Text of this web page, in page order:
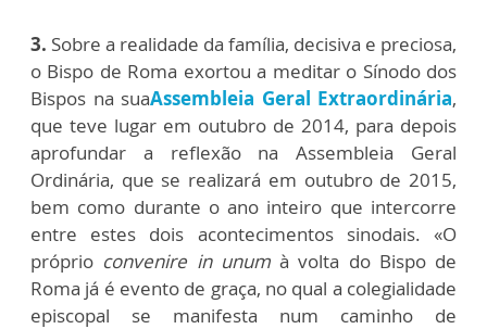
3. Sobre a realidade da família, decisiva e preciosa,
o Bispo de Roma exortou a meditar o Sínodo dos
Bispos na suaAssembleia Geral Extraordinária,
que teve lugar em outubro de 2014, para depois
aprofundar a reflexão na Assembleia Geral
Ordinária, que se realizará em outubro de 2015,
bem como durante o ano inteiro que intercorre
entre estes dois acontecimentos sinodais. «O
próprio convenire in unum à volta do Bispo de
Roma já é evento de graça, no qual a colegialidade
episcopal se manifesta num caminho de